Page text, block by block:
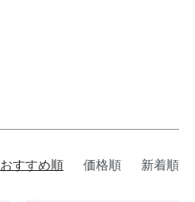
おすすめ順 価格順 新着順